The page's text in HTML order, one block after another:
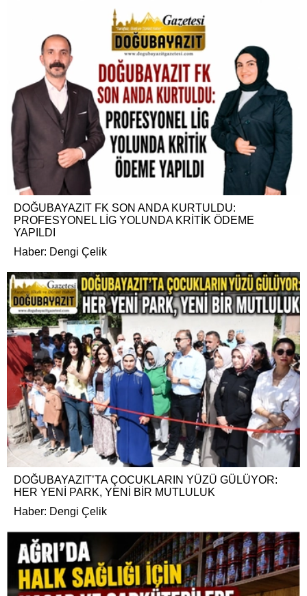
DOĞUBAYAZIT FK SON ANDA KURTULDU:
PROFESYONEL LİG YOLUNDA KRİTİK ÖDEME
YAPILDI
Haber: Dengi Çelik
DOĞUBAYAZIT’TA ÇOCUKLARIN YÜZÜ GÜLÜYOR:
HER YENİ PARK, YENİ BİR MUTLULUK
Haber: Dengi Çelik